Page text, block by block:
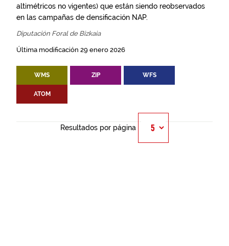
altimétricos no vigentes) que están siendo reobservados
en las campañas de densificación NAP.
Diputación Foral de Bizkaia
Última modificación 29 enero 2026
WMS ZIP WFS
ATOM
Resultados por página